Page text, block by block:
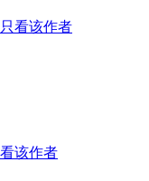
只看该作者
该作者